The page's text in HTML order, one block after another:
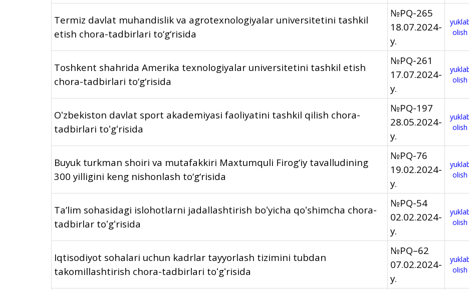
Termiz davlat muhandislik va agrotexnologiyalar universitetini tashkil
etish chora-tadbirlari to‘g‘risida
№PQ-265
18.07.2024-
y.
olish
Toshkent shahrida Amerika texnologiyalar universitetini tashkil etish
chora-tadbirlari to‘g‘risida
№PQ-261
17.07.2024-
y.
olish
Oʻzbekiston davlat sport akademiyasi faoliyatini tashkil qilish chora-
tadbirlari toʻgʻrisida
№PQ-197
28.05.2024-
y.
olish
Buyuk turkman shoiri va mutafakkiri Maxtumquli Firog‘iy tavalludining
300 yilligini keng nishonlash to‘g‘risida
№PQ-76
19.02.2024-
y.
olish
Taʼlim sohasidagi islohotlarni jadallashtirish boʻyicha qoʻshimcha chora-
tadbirlar toʻgʻrisida
№PQ-54
02.02.2024-
y.
olish
Iqtisodiyot sohalari uchun kadrlar tayyorlash tizimini tubdan
takomillashtirish chora-tadbirlari toʻgʻrisida
№PQ–62
07.02.2024-
y.
olish